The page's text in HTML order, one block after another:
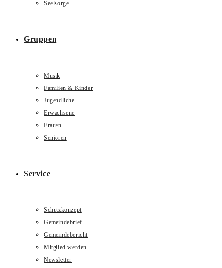
Seelsorge
Gruppen
Musik
Familien & Kinder
Jugendliche
Erwachsene
Frauen
Senioren
Service
Schutzkonzept
Gemeindebrief
Gemeindebericht
Mitglied werden
Newsletter